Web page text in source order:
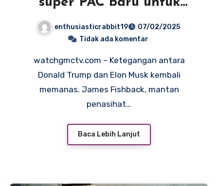
enthusiasticrabbit19
07/02/2025
Tidak ada komentar
watchgmctv.com – Ketegangan antara
Donald Trump dan Elon Musk kembali
memanas. James Fishback, mantan
penasihat…
Baca Lebih Lanjut